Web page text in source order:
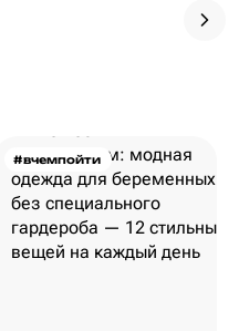
#вчемпойти